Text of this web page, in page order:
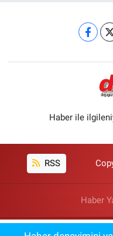
Haber ile
RSS
Haber